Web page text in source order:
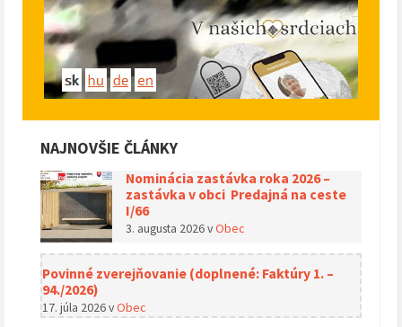
NAJNOVŠIE ČLÁNKY
Nominácia zastávka roka 2026 –
zastávka v obci Predajná na ceste
I/66
3. augusta 2026vObec
Povinné zverejňovanie (doplnené: Faktúry 1. –
94./2026)
17. júla 2026vObec